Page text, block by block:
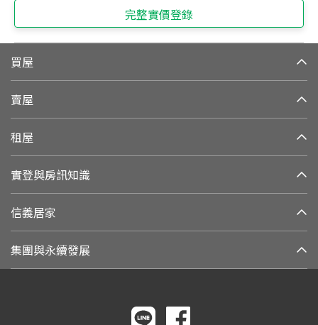
完整實價登錄
買屋
賣屋
租屋
實登與房訊知識
信義居家
集團與永續發展